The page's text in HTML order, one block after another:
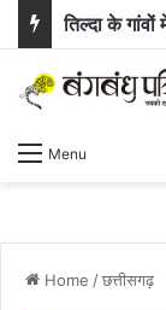
Menu
Home /छत्तीसगढ़